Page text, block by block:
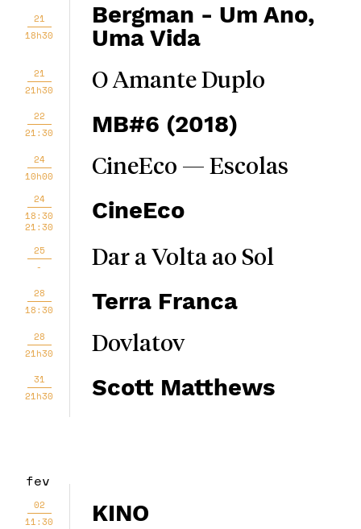
21
18h30
Bergman - Um Ano,
Uma Vida
21
21h30
O Amante Duplo
22
21:30
MB#6 (2018)
24
10h00
CineEco — Escolas
24
18:30
21:30
CineEco
25
-
Dar a Volta ao Sol
28
18:30
Terra Franca
28
21h30
Dovlatov
31
21h30
Scott Matthews
fev
02
11:30
KINO